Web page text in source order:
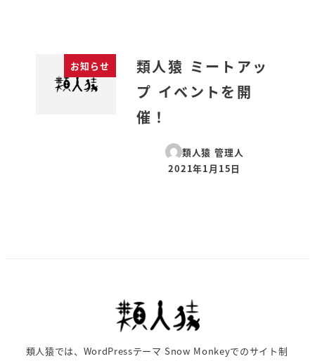
お知らせ
類人猿 ミートアッ
プ イベントを開
催！
類人猿 管理人
投稿日
2021年1月15日
類人猿では、WordPressテーマ Snow Monkeyでのサイト制